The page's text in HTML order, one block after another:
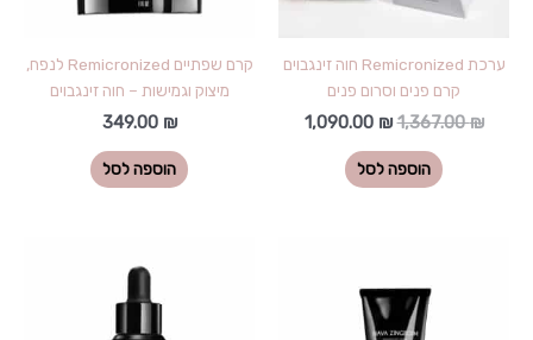
ערכת Remicronized חוה זינגבוים
קרם פנים וסרום פנים
1,367.00₪
1,090.00 ₪
הוספה לסל
קרם שפתיים Remicronized לנפח,
מיצוק וגמישות – חוה זינגבוים
349.00 ₪
הוספה לסל